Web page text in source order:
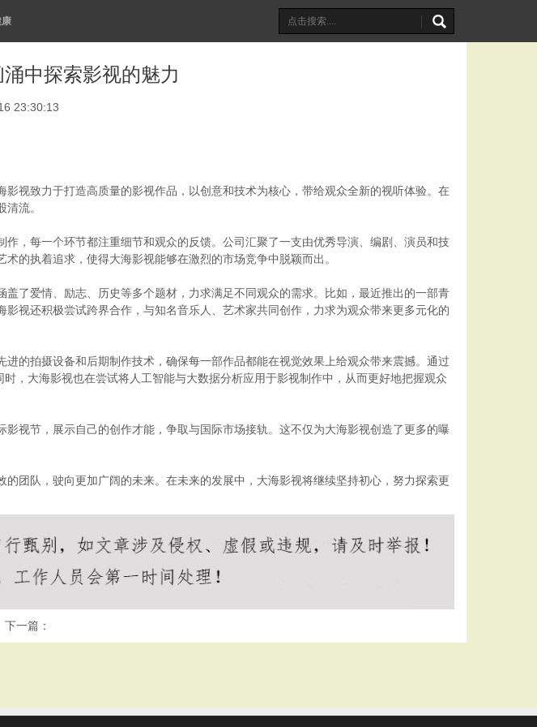
中探索影视的魅力
23:30:13
视致力于打造高质量的影视作品，以创意和技术为核心，带给观众全新的视听体验。在
流。
，每一个环节都注重细节和观众的反馈。公司汇聚了一支由优秀导演、编剧、演员和技
的执着追求，使得大海影视能够在激烈的市场竞争中脱颖而出。
了爱情、励志、历史等多个题材，力求满足不同观众的需求。比如，最近推出的一部青
视还积极尝试跨界合作，与知名音乐人、艺术家共同创作，力求为观众带来更多元化的
的拍摄设备和后期制作技术，确保每一部作品都能在视觉效果上给观众带来震撼。通过
，大海影视也在尝试将人工智能与大数据分析应用于影视制作中，从而更好地把握观众
视节，展示自己的创作才能，争取与国际市场接轨。这不仅为大海影视创造了更多的曝
团队，驶向更加广阔的未来。在未来的发展中，大海影视将继续坚持初心，努力探索更
下一篇：